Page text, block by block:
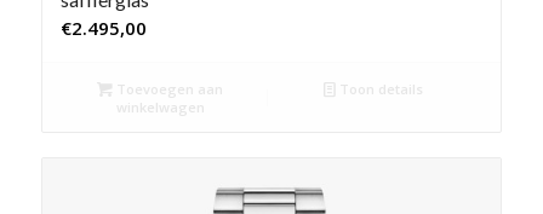
€2.495,00
Toevoegen aan
winkelwagen
Toon details